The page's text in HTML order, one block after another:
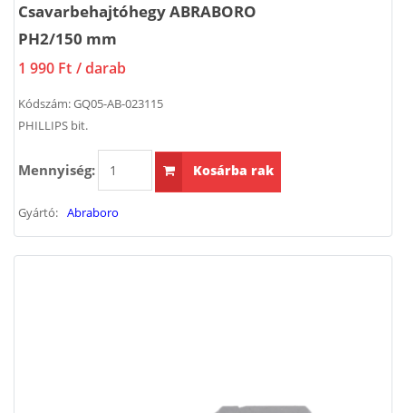
Csavarbehajtóhegy ABRABORO
PH2/150 mm
1 990 Ft / darab
Kódszám:GQ05-AB-023115
PHILLIPS bit.
Mennyiség: Kosárba rak
Gyártó: Abraboro